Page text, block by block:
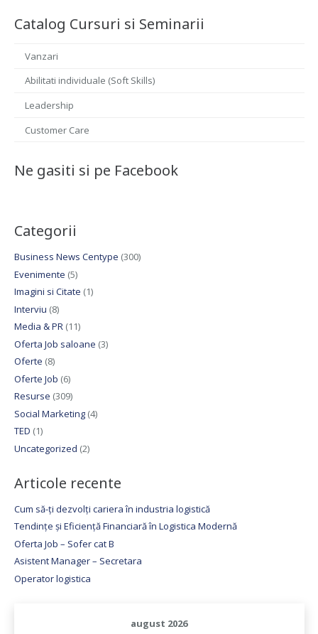
Catalog Cursuri si Seminarii
Vanzari
Abilitati individuale (Soft Skills)
Leadership
Customer Care
Ne gasiti si pe Facebook
Categorii
Business News Centype (300)
Evenimente (5)
Imagini si Citate (1)
Interviu (8)
Media & PR(11)
Oferta Job saloane (3)
Oferte (8)
Oferte Job (6)
Resurse (309)
Social Marketing(4)
TED (1)
Uncategorized (2)
Articole recente
Cum să-ți dezvolți cariera în industria logistică
Tendințe și Eficiență Financiară în Logistica Modernă
Oferta Job – Sofer cat B
Asistent Manager – Secretara
Operator logistica
august 2026